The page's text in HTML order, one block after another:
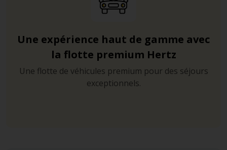
Une expérience haut de gamme avec
la flotte premium Hertz
Une flotte de véhicules premium pour des séjours
exceptionnels.